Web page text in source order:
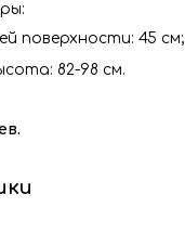
поверхности: 45 см;
82-98 см.